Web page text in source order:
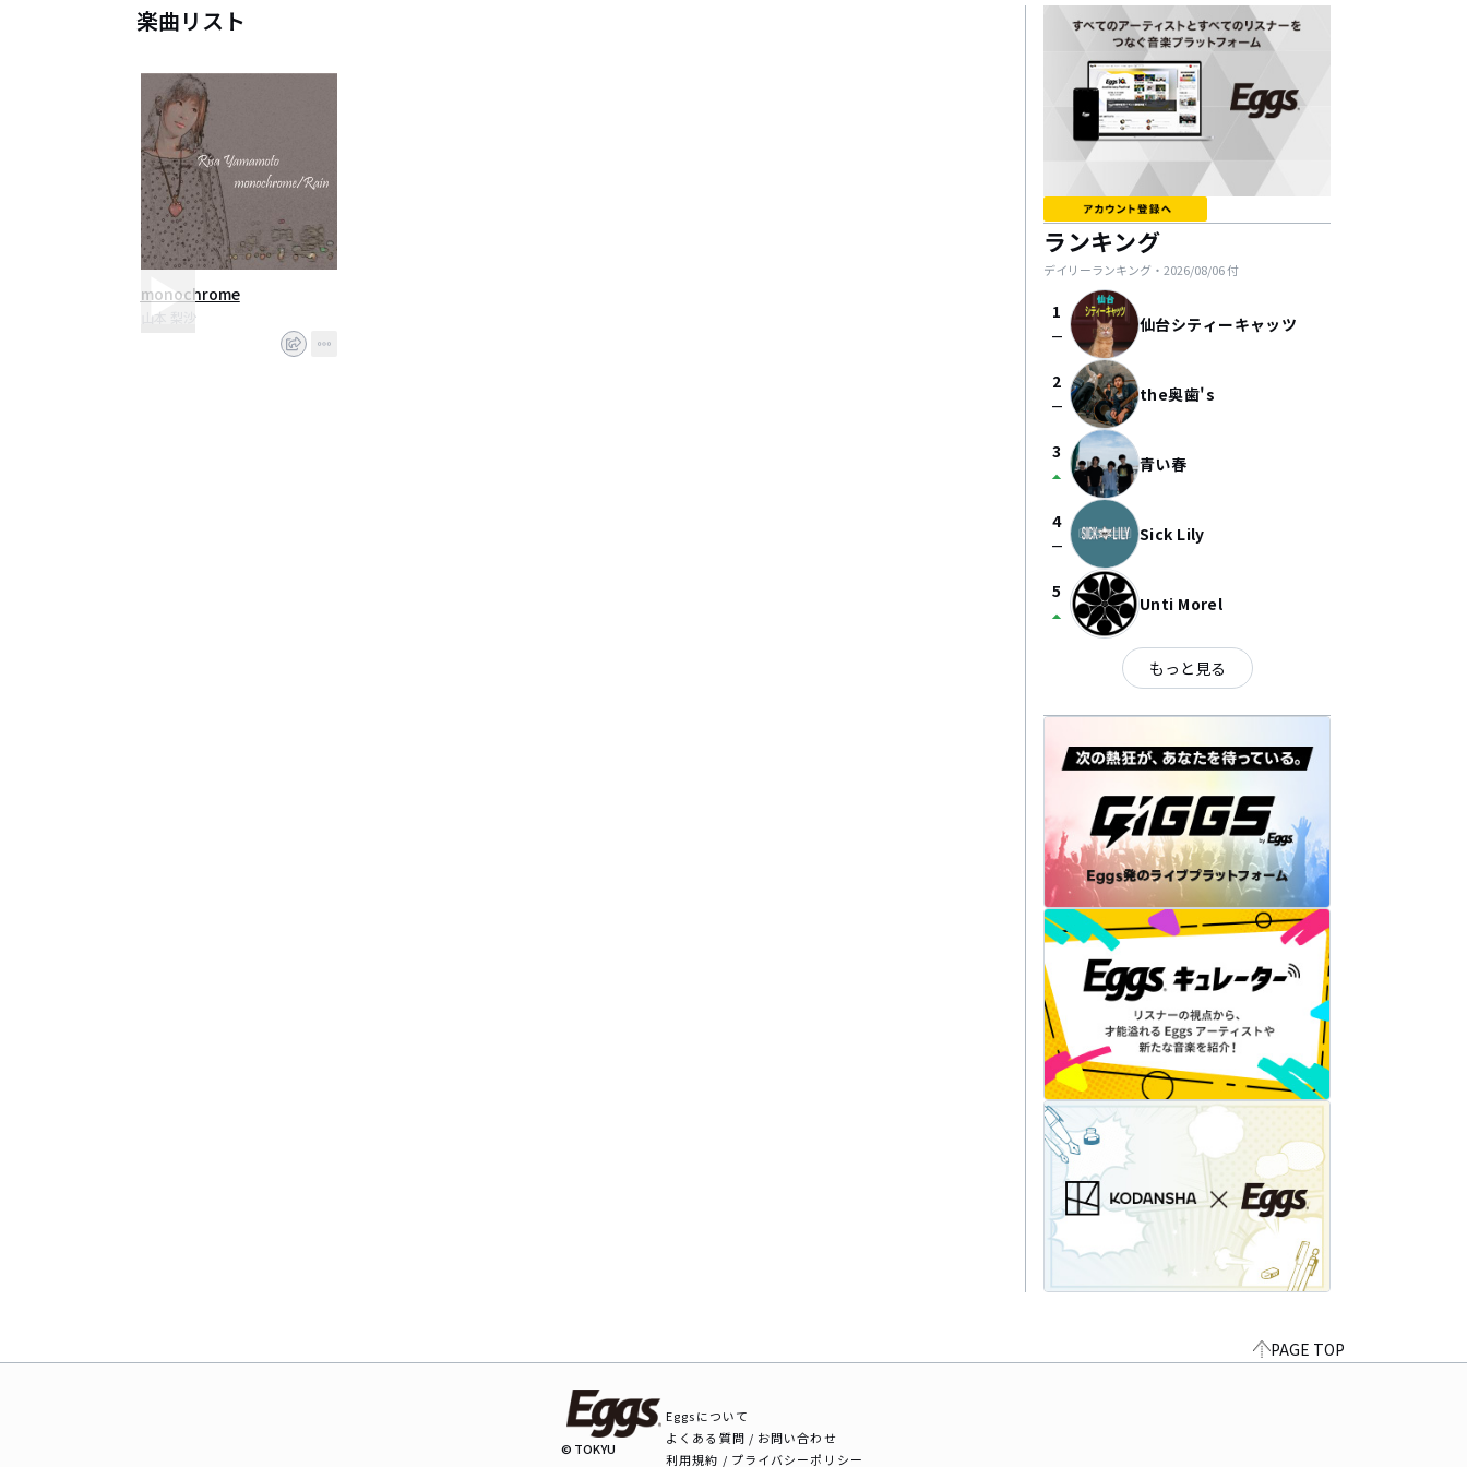
楽曲リスト
monochrome
山本 梨沙
ランキング
デイリーランキング・ 2026/08/06付
1
check_indeterminate_small 仙台シティーキャッツ
2
check_indeterminate_small the奥歯's
3
arrow_drop_up 青い春
4
check_indeterminate_small Sick Lily
5
arrow_drop_up Unti Morel
もっと見る
PAGE TOP
© TOKYU
Eggsについて
よくある質問 / お問い合わせ
利用規約 / プライバシーポリシー